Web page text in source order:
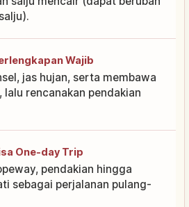
Wajib
jas hujan, serta membawa
lalu rencanakan pendakian
One-day Trip
pendakian hingga
sebagai perjalanan pulang-